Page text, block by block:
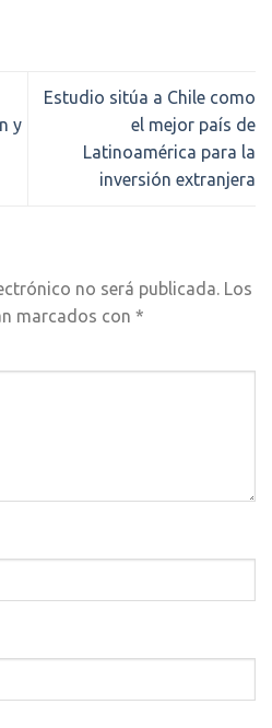
y
Estudio sitúa a Chile como
el mejor país de
Latinoamérica para la
inversión extranjera
no será publicada. Los
marcados con *